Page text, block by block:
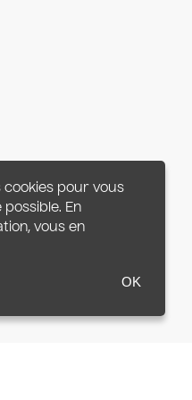
cookies pour vous
En
vous en
OK